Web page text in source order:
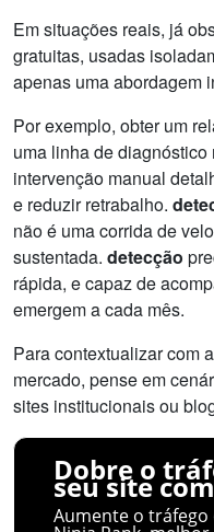
Em situações reais, já
gratuitas, usadas
apenas uma abordagem
Por exemplo, obter um
uma linha de
intervenção manual
e reduzir retrabalho.
não é uma corrida de
sustentada. detecção
rápida, e capaz de
emergem a cada mês.
Para contextualizar com
mercado, pense em
sites institucionais ou
Dobre o
seu site
Aumente o